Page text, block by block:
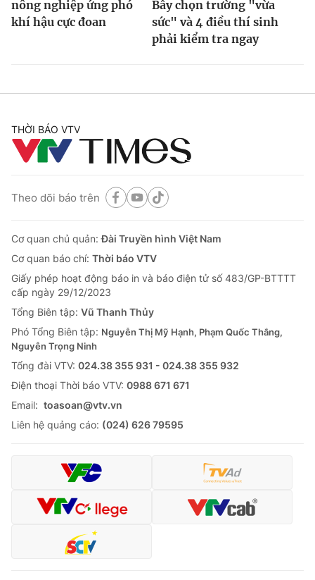
nông nghiệp ứng phó
khí hậu cực đoan
Bẫy chọn trường "vừa
sức" và 4 điều thí sinh
phải kiểm tra ngay
THỜI BÁO VTV
Theo dõi báo trên
Cơ quan chủ quản:Đài Truyền hình Việt Nam
Cơ quan báo chí: Thời báo VTV
Giấy phép hoạt động báo in và báo điện tử số 483/GP-BTTTT
cấp ngày 29/12/2023
Tổng Biên tập: Vũ Thanh Thủy
Phó Tổng Biên tập: Nguyễn Thị Mỹ Hạnh, Phạm Quốc Thắng,
Nguyễn Trọng Ninh
Tổng đài VTV: 024.38 355 931 - 024.38 355 932
Ðiện thoại Thời báo VTV: 0988 671 671
Email: toasoan@vtv.vn
Liên hệ quảng cáo: (024) 626 79595